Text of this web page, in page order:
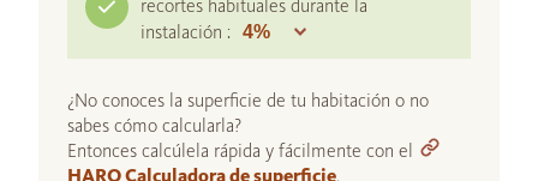
recortes habituales durante la
instalación :
¿No conoces la superficie de tu habitación o no
sabes cómo calcularla?
Entonces calcúlela rápida y fácilmente con el
HARO Calculadora de superficie.